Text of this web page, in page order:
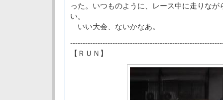
った。いつものように、レース中に走りな
い。
いい大会、ないかなあ。
【ＲＵＮ】